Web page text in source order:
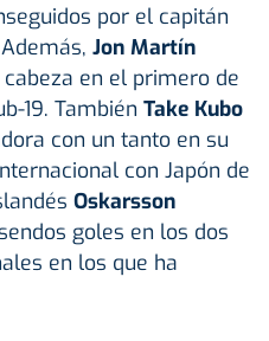
por el capitán
Jon Martín
en el primero de
19. También Take Kubo
con un tanto en su
con Japón de
Oskarsson
goles en los dos
en los que ha